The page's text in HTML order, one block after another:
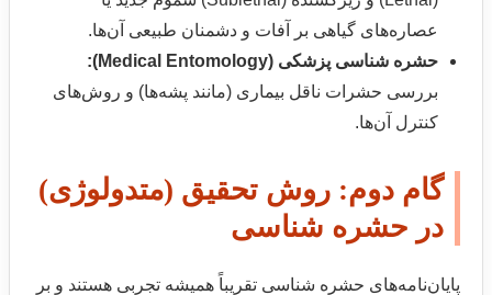
عصاره‌های گیاهی بر آفات و دشمنان طبیعی آن‌ها.
حشره شناسی پزشکی (Medical Entomology):
بررسی حشرات ناقل بیماری (مانند پشه‌ها) و روش‌های
کنترل آن‌ها.
گام دوم: روش تحقیق (متدولوژی)
در حشره شناسی
پایان‌نامه‌های حشره شناسی تقریباً همیشه تجربی هستند و بر